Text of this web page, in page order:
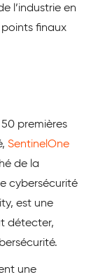
l’industrie en
finaux
premières
SentinelOne
de la
cybersécurité
est une
détecter,
une